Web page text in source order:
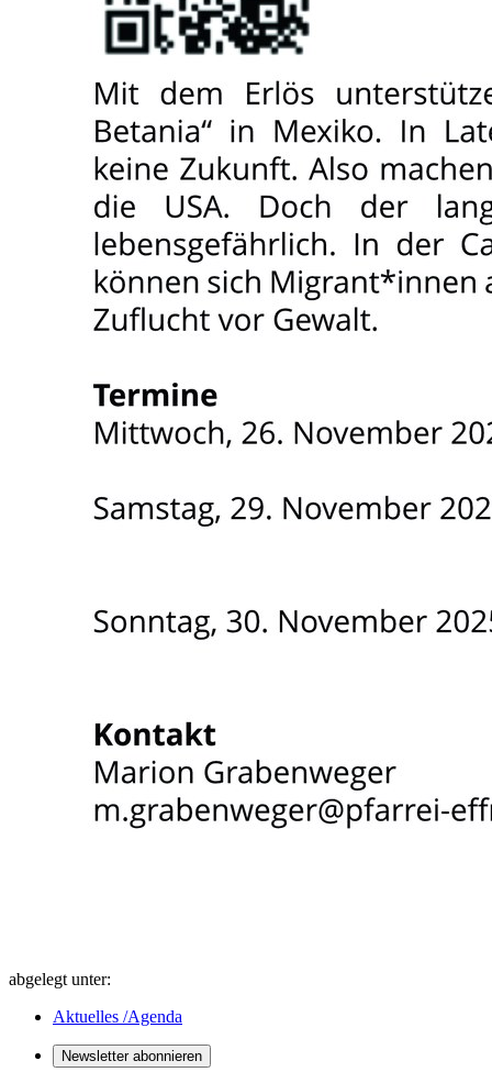
abgelegt unter:
Aktuelles /Agenda
Newsletter abonnieren